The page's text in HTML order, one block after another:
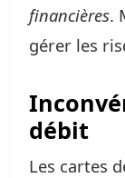
financières.
gérer les
débit
Les cartes